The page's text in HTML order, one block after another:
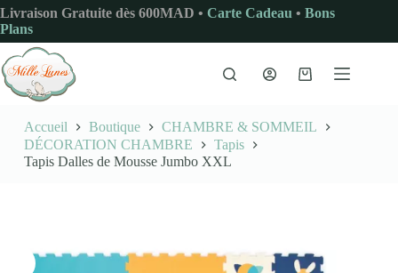
Passer
au
contenu
Livraison Gratuite dès 600MAD • Carte Cadeau • Bons
Plans
Panier
Accueil Boutique
CHAMBRE & SOMMEIL
DÉCORATION CHAMBRE
Tapis
Tapis Dalles de Mousse Jumbo XXL